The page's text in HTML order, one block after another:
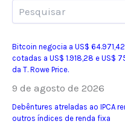
Bitcoin negocia a US$
cotadas a US$ 1.918,28 e US$
da T. Rowe Price.
9 de agosto de 2026
Debêntures atreladas ao IPCA
outros índices de renda fixa